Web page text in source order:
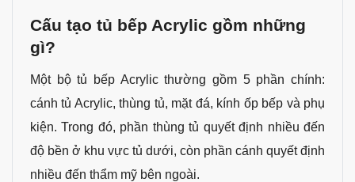
Cấu tạo tủ bếp Acrylic gồm những
gì?
Một bộ tủ bếp Acrylic thường gồm 5 phần chính:
cánh tủ Acrylic, thùng tủ, mặt đá, kính ốp bếp và phụ
kiện. Trong đó, phần thùng tủ quyết định nhiều đến
độ bền ở khu vực tủ dưới, còn phần cánh quyết định
nhiều đến thẩm mỹ bên ngoài.